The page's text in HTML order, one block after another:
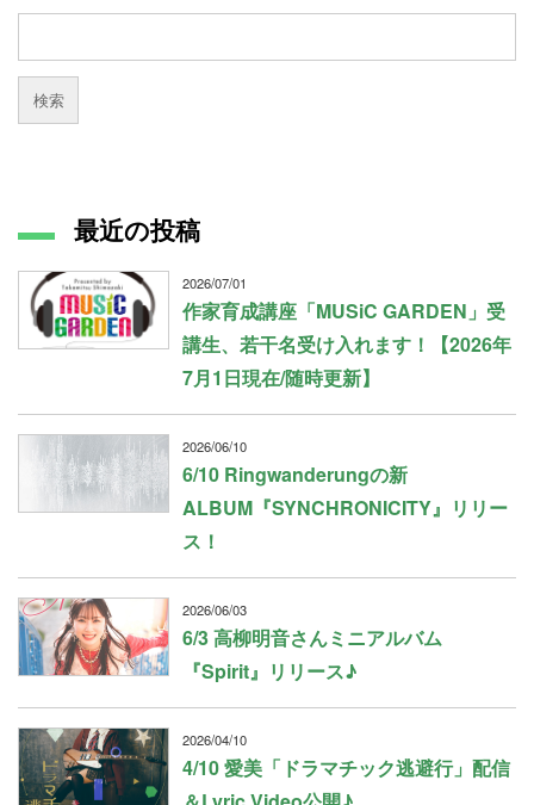
最近の投稿
2026/07/01
作家育成講座「MUSiC GARDEN」受
講生、若干名受け入れます！【2026年
7月1日現在/随時更新】
2026/06/10
6/10 Ringwanderungの新
ALBUM『SYNCHRONICITY』リリー
ス！
2026/06/03
6/3 高柳明音さんミニアルバム
『Spirit』リリース♪
2026/04/10
4/10 愛美「ドラマチック逃避行」配信